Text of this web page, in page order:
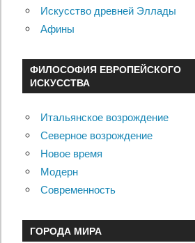
Искусство древней Эллады
Афины
ФИЛОСОФИЯ ЕВРОПЕЙСКОГО
ИСКУССТВА
Итальянское возрождение
Северное возрождение
Новое время
Модерн
Современность
ГОРОДА МИРА